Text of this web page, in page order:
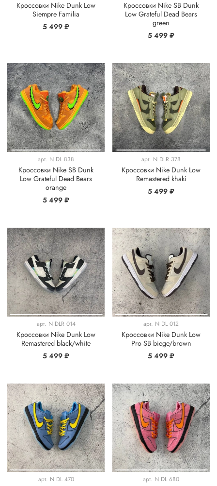
Кроссовки Nike Dunk Low
Siempre Familia
5 499 ₽
Кроссовки Nike SB Dunk
Low Grateful Dead Bears
green
5 499 ₽
арт. N DL 838
Кроссовки Nike SB Dunk
Low Grateful Dead Bears
orange
5 499 ₽
арт. N DLR 378
Кроссовки Nike Dunk Low
Remastered khaki
5 499 ₽
арт. N DLR 014
Кроссовки Nike Dunk Low
Remastered black/white
5 499 ₽
арт. N DL 012
Кроссовки Nike Dunk Low
Pro SB biege/brown
5 499 ₽
арт. N DL 470 арт. N DL 680